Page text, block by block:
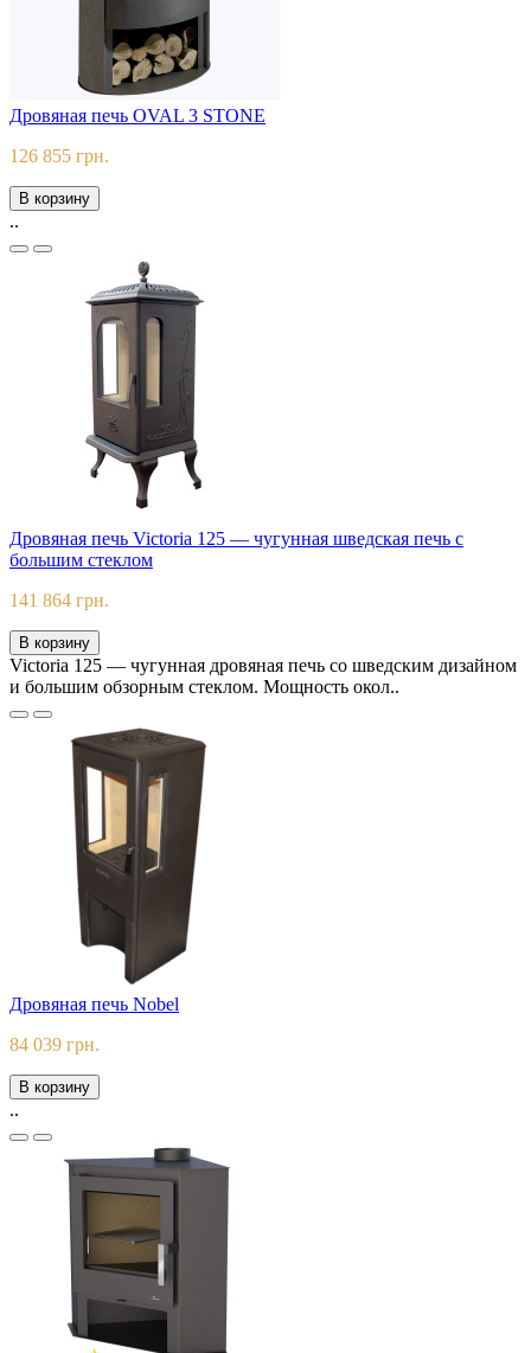
Дровяная печь OVAL 3 STONE
126 855 грн.
В корзину
..
Дровяная печь Victoria 125 — чугунная шведская печь с
большим стеклом
141 864 грн.
В корзину
Victoria 125 — чугунная дровяная печь со шведским дизайном
и большим обзорным стеклом. Мощность окол..
Дровяная печь Nobel
84 039 грн.
В корзину
..